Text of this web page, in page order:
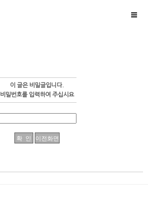
이 글은 비밀글입니다.
비밀번호를 입력하여 주십시요